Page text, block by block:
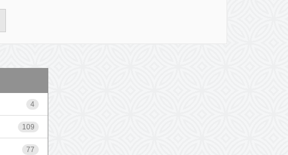
4
109
77